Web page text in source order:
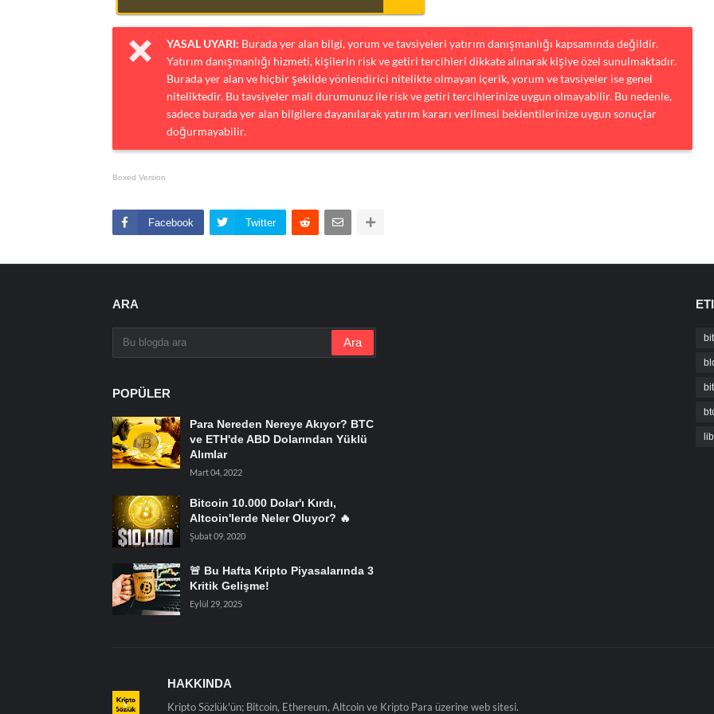
YASAL UYARI: Burada yer alan bilgi, yorum ve tavsiyeleri yatırım danışmanlığı kapsamında değildir.
Yatırım danışmanlığı hizmeti, kişilerin risk ve getiri tercihleri dikkate alınarak kişiye özel sunulmaktadır.
Burada yer alan ve hiçbir şekilde yönlendirici nitelikte olmayan içerik, yorum ve tavsiyeler ise genel
niteliktedir. Bu tavsiyeler mali durumunuz ile risk ve getiri tercihlerinize uygun olmayabilir. Bu nedenle,
sadece burada yer alan bilgilere dayanılarak yatırım kararı verilmesi beklentilerinize uygun sonuçlar
doğurmayabilir.
Boxed Version
Facebook Twitter
ARA
POPÜLER
Para Nereden Nereye Akıyor? BTC
ve ETH'de ABD Dolarından Yüklü
Alımlar
Mart 04, 2022
Bitcoin 10.000 Dolar'ı Kırdı,
Altcoin'lerde Neler Oluyor? 🔥
Şubat 09, 2020
🚨 Bu Hafta Kripto Piyasalarında 3
Kritik Gelişme!
Eylül 29, 2025
HAKKINDA
Kripto Sözlük'ün; Bitcoin, Ethereum, Altcoin ve Kripto Para üzerine web sitesi.